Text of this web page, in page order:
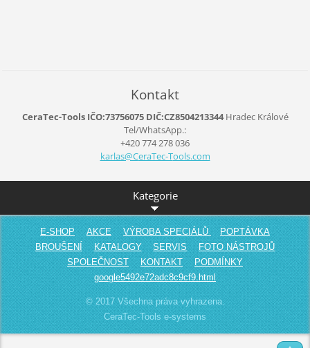
Kontakt
CeraTec-Tools IČO:73756075 DIČ:CZ8504213344Hradec Králové
Tel/WhatsApp.:
+420 774 278 036
karlas@CeraTec-Tools.com
Kategorie
E-SHOP AKCE VÝROBA SPECIÁLŮ
POPTÁVKA
BROUŠENÍ
KATALOGY SERVIS
FOTO NÁSTROJŮ
SPOLEČNOST
KONTAKT
PODMÍNKY
google5492e72adc8c9cf9.html
© 2017 Všechna práva vyhrazena.
CeraTec-Tools e-systems